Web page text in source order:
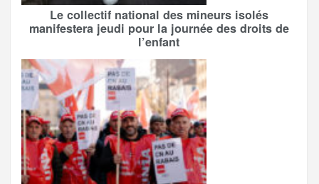
Le collectif national des mineurs isolés
manifestera jeudi pour la journée des droits de
l’enfant